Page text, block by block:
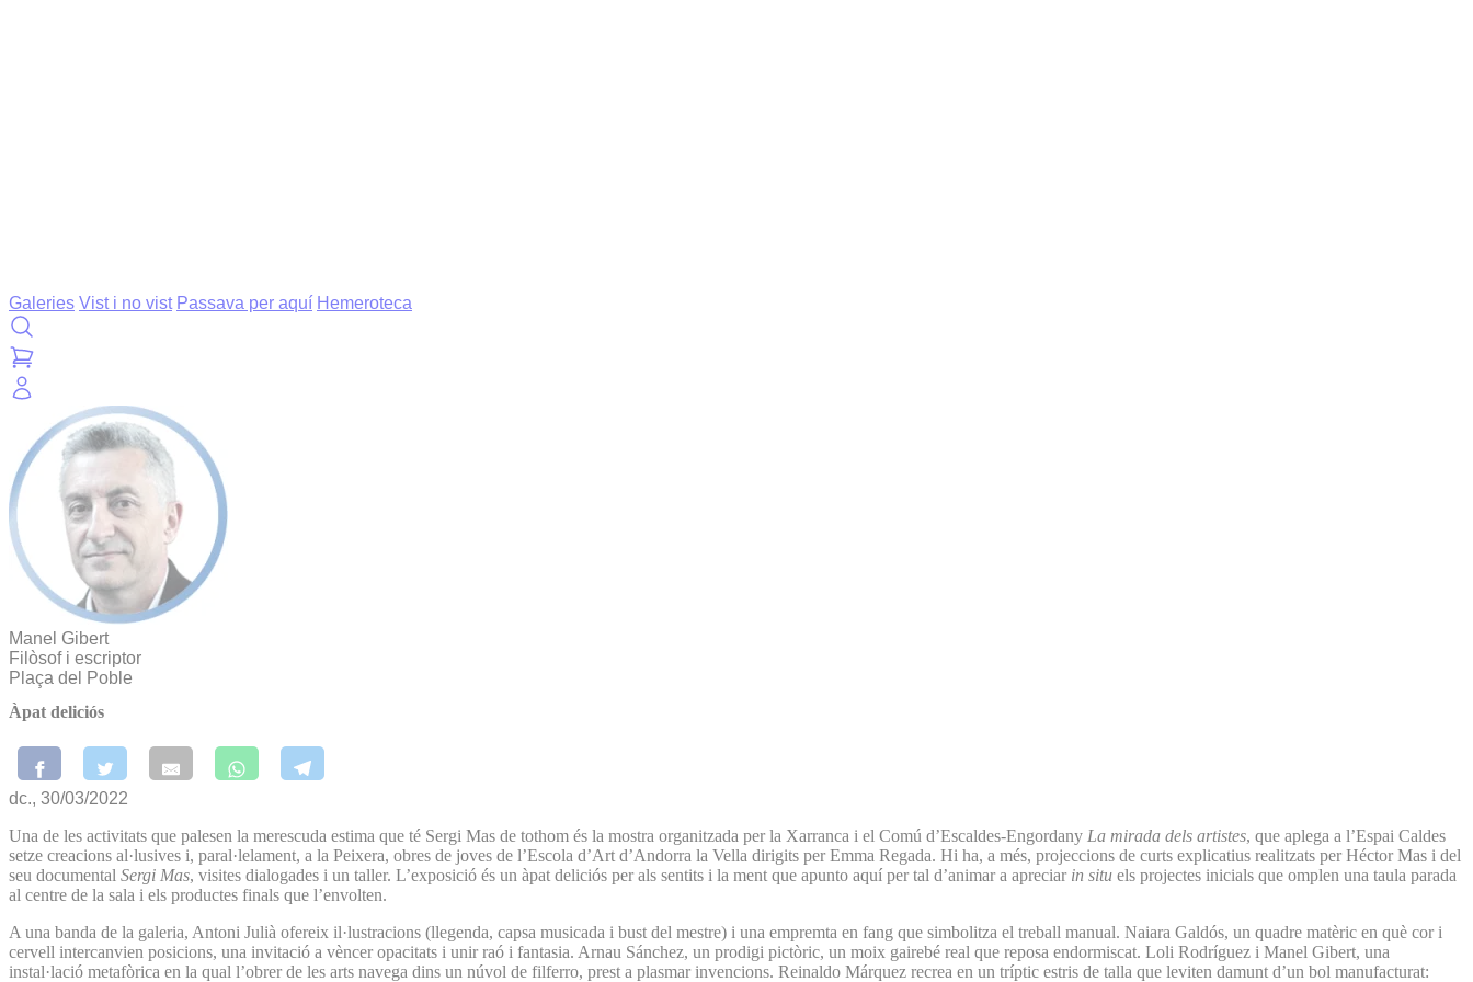
Galeries Vist i no vist Passava per aquí Hemeroteca
Manel Gibert
Filòsof i escriptor
Plaça del Poble
Àpat deliciós
dc., 30/03/2022
Una de les activitats que palesen la merescuda estima que té Sergi Mas de tothom és la mostra organitzada per la Xarranca i el Comú d’Escaldes-Engordany La mirada dels artistes, que aplega a l’Espai Caldes
setze creacions al·lusives i, paral·lelament, a la Peixera, obres de joves de l’Escola d’Art d’Andorra la Vella dirigits per Emma Regada. Hi ha, a més, projeccions de curts explicatius realitzats per Héctor Mas i del
seu documental Sergi Mas, visites dialogades i un taller. L’exposició és un àpat deliciós per als sentits i la ment que apunto aquí per tal d’animar a apreciar in situ els projectes inicials que omplen una taula parada
al centre de la sala i els productes finals que l’envolten.
A una banda de la galeria, Antoni Julià ofereix il·lustracions (llegenda, capsa musicada i bust del mestre) i una empremta en fang que simbolitza el treball manual. Naiara Galdós, un quadre matèric en què cor i
cervell intercanvien posicions, una invitació a vèncer opacitats i unir raó i fantasia. Arnau Sánchez, un prodigi pictòric, un moix gairebé real que reposa endormiscat. Loli Rodríguez i Manel Gibert, una
instal·lació metafòrica en la qual l’obrer de les arts navega dins un núvol de filferro, prest a plasmar invencions. Reinaldo Márquez recrea en un tríptic estris de talla que leviten damunt d’un bol manufacturat: